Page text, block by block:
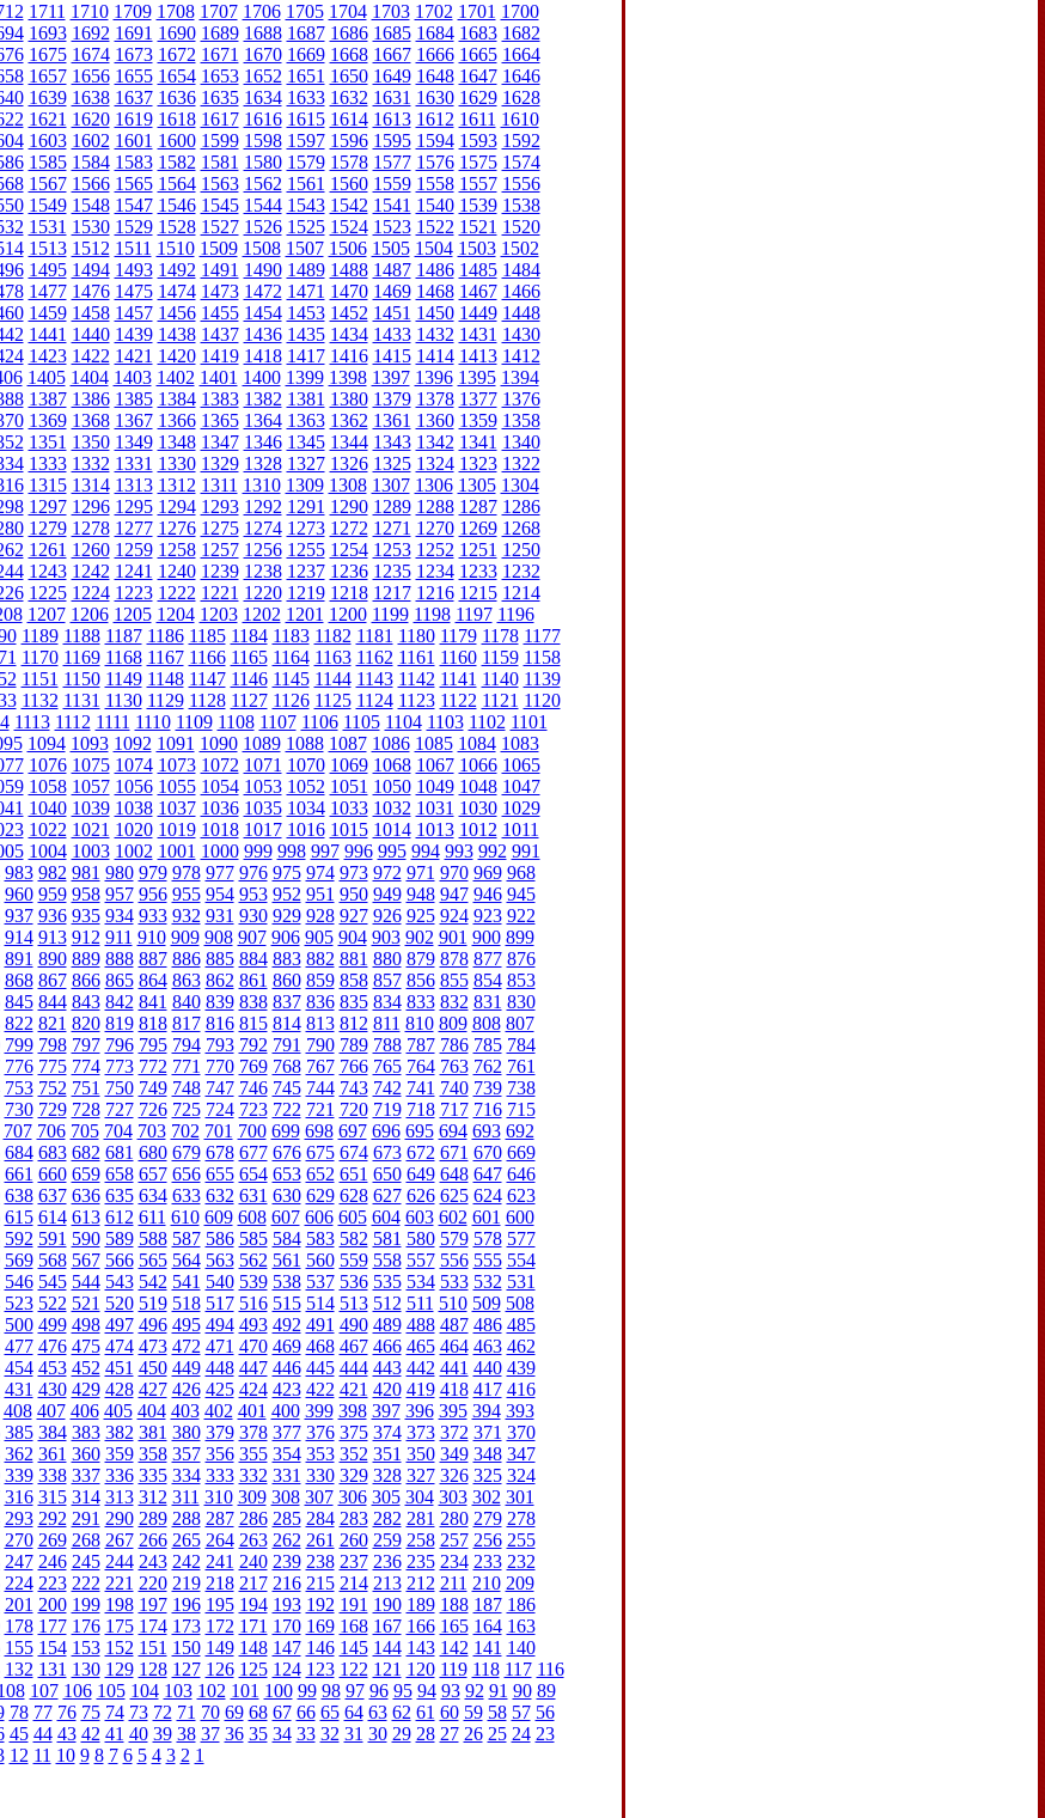
1711 1710 1709 1708 1707 1706 1705 1704 1703 1702 1701 1700
1693 1692 1691 1690 1689 1688 1687 1686 1685 1684 1683 1682
1675 1674 1673 1672 1671 1670 1669 1668 1667 1666 1665 1664
1657 1656 1655 1654 1653 1652 1651 1650 1649 1648 1647 1646
1639 1638 1637 1636 1635 1634 1633 1632 1631 1630 1629 1628
1621 1620 1619 1618 1617 1616 1615 1614 1613 1612 1611 1610
1603 1602 1601 1600 1599 1598 1597 1596 1595 1594 1593 1592
1585 1584 1583 1582 1581 1580 1579 1578 1577 1576 1575 1574
1567 1566 1565 1564 1563 1562 1561 1560 1559 1558 1557 1556
1549 1548 1547 1546 1545 1544 1543 1542 1541 1540 1539 1538
1531 1530 1529 1528 1527 1526 1525 1524 1523 1522 1521 1520
1513 1512 1511 1510 1509 1508 1507 1506 1505 1504 1503 1502
1495 1494 1493 1492 1491 1490 1489 1488 1487 1486 1485 1484
1477 1476 1475 1474 1473 1472 1471 1470 1469 1468 1467 1466
1459 1458 1457 1456 1455 1454 1453 1452 1451 1450 1449 1448
1441 1440 1439 1438 1437 1436 1435 1434 1433 1432 1431 1430
1423 1422 1421 1420 1419 1418 1417 1416 1415 1414 1413 1412
1405 1404 1403 1402 1401 1400 1399 1398 1397 1396 1395 1394
1387 1386 1385 1384 1383 1382 1381 1380 1379 1378 1377 1376
1369 1368 1367 1366 1365 1364 1363 1362 1361 1360 1359 1358
1351 1350 1349 1348 1347 1346 1345 1344 1343 1342 1341 1340
1333 1332 1331 1330 1329 1328 1327 1326 1325 1324 1323 1322
1315 1314 1313 1312 1311 1310 1309 1308 1307 1306 1305 1304
1297 1296 1295 1294 1293 1292 1291 1290 1289 1288 1287 1286
1279 1278 1277 1276 1275 1274 1273 1272 1271 1270 1269 1268
1261 1260 1259 1258 1257 1256 1255 1254 1253 1252 1251 1250
1243 1242 1241 1240 1239 1238 1237 1236 1235 1234 1233 1232
1225 1224 1223 1222 1221 1220 1219 1218 1217 1216 1215 1214
1207 1206 1205 1204 1203 1202 1201 1200 1199 1198 1197 1196
1189 1188 1187 1186 1185 1184 1183 1182 1181 1180 1179 1178 1177
1170 1169 1168 1167 1166 1165 1164 1163 1162 1161 1160 1159 1158
1151 1150 1149 1148 1147 1146 1145 1144 1143 1142 1141 1140 1139
1132 1131 1130 1129 1128 1127 1126 1125 1124 1123 1122 1121 1120
1113 1112 1111 1110 1109 1108 1107 1106 1105 1104 1103 1102 1101
1094 1093 1092 1091 1090 1089 1088 1087 1086 1085 1084 1083
1076 1075 1074 1073 1072 1071 1070 1069 1068 1067 1066 1065
1058 1057 1056 1055 1054 1053 1052 1051 1050 1049 1048 1047
1040 1039 1038 1037 1036 1035 1034 1033 1032 1031 1030 1029
1022 1021 1020 1019 1018 1017 1016 1015 1014 1013 1012 1011
1004 1003 1002 1001 1000 999 998 997 996 995 994 993 992 991
983 982 981 980 979 978 977 976 975 974 973 972 971 970 969 968
960 959 958 957 956 955 954 953 952 951 950 949 948 947 946 945
937 936 935 934 933 932 931 930 929 928 927 926 925 924 923 922
914 913 912 911 910 909 908 907 906 905 904 903 902 901 900 899
891 890 889 888 887 886 885 884 883 882 881 880 879 878 877 876
868 867 866 865 864 863 862 861 860 859 858 857 856 855 854 853
845 844 843 842 841 840 839 838 837 836 835 834 833 832 831 830
822 821 820 819 818 817 816 815 814 813 812 811 810 809 808 807
799 798 797 796 795 794 793 792 791 790 789 788 787 786 785 784
776 775 774 773 772 771 770 769 768 767 766 765 764 763 762 761
753 752 751 750 749 748 747 746 745 744 743 742 741 740 739 738
730 729 728 727 726 725 724 723 722 721 720 719 718 717 716 715
707 706 705 704 703 702 701 700 699 698 697 696 695 694 693 692
684 683 682 681 680 679 678 677 676 675 674 673 672 671 670 669
661 660 659 658 657 656 655 654 653 652 651 650 649 648 647 646
638 637 636 635 634 633 632 631 630 629 628 627 626 625 624 623
615 614 613 612 611 610 609 608 607 606 605 604 603 602 601 600
592 591 590 589 588 587 586 585 584 583 582 581 580 579 578 577
569 568 567 566 565 564 563 562 561 560 559 558 557 556 555 554
546 545 544 543 542 541 540 539 538 537 536 535 534 533 532 531
523 522 521 520 519 518 517 516 515 514 513 512 511 510 509 508
500 499 498 497 496 495 494 493 492 491 490 489 488 487 486 485
477 476 475 474 473 472 471 470 469 468 467 466 465 464 463 462
454 453 452 451 450 449 448 447 446 445 444 443 442 441 440 439
431 430 429 428 427 426 425 424 423 422 421 420 419 418 417 416
408 407 406 405 404 403 402 401 400 399 398 397 396 395 394 393
385 384 383 382 381 380 379 378 377 376 375 374 373 372 371 370
362 361 360 359 358 357 356 355 354 353 352 351 350 349 348 347
339 338 337 336 335 334 333 332 331 330 329 328 327 326 325 324
316 315 314 313 312 311 310 309 308 307 306 305 304 303 302 301
293 292 291 290 289 288 287 286 285 284 283 282 281 280 279 278
270 269 268 267 266 265 264 263 262 261 260 259 258 257 256 255
247 246 245 244 243 242 241 240 239 238 237 236 235 234 233 232
224 223 222 221 220 219 218 217 216 215 214 213 212 211 210 209
201 200 199 198 197 196 195 194 193 192 191 190 189 188 187 186
178 177 176 175 174 173 172 171 170 169 168 167 166 165 164 163
155 154 153 152 151 150 149 148 147 146 145 144 143 142 141 140
132 131 130 129 128 127 126 125 124 123 122 121 120 119 118 117 116
107 106 105 104 103 102 101 100 99 98 97 96 95 94 93 92 91 90 89
78 77 76 75 74 73 72 71 70 69 68 67 66 65 64 63 62 61 60 59 58 57 56
45 44 43 42 41 40 39 38 37 36 35 34 33 32 31 30 29 28 27 26 25 24 23
12 11 10 9 8 7 6 5 4 3 2 1